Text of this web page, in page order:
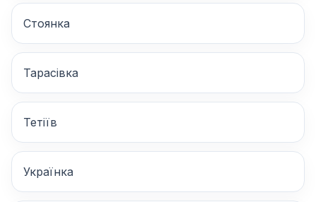
Стоянка
Тарасівка
Тетіїв
Українка